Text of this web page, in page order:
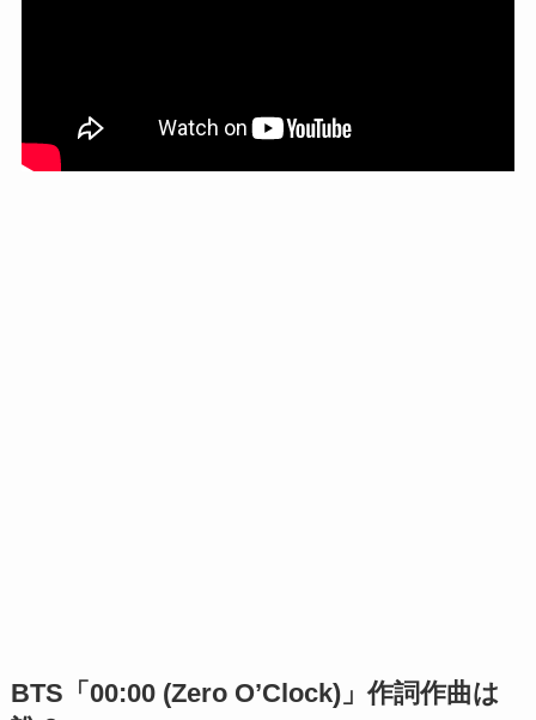
BTS「00:00 (Zero O’Clock)」作詞作曲は